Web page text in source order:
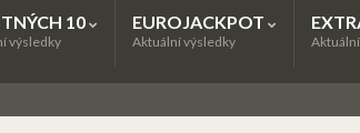
10
výsledky
EUROJACKPOT
Aktuální výsledky